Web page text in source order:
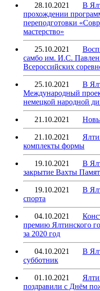
28.10.2021
В
прохождении
переподготовки
мастерство»
25.10.2021
самбо им. И.С.
Всероссийских
25.10.2021
В
Международный
немецкой народной
21.10.2021
21.10.2021
комплекты формы
19.10.2021
В
закрытие Вахты
19.10.2021
В
спорта
04.10.2021
премию Ялтинского
за 2020 год
04.10.2021
В
субботник
01.10.2021
поздравили с Днём